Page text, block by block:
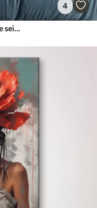
4
Kaasaegne loominguline abstraktne seinakunst